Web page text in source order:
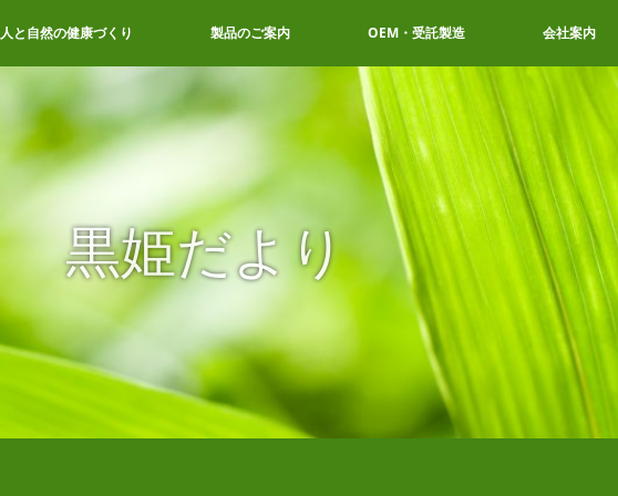
人と自然の健康づくり 製品のご案内 OEM・受託製造 会社案内
黒姫だより